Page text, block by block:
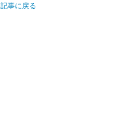
記事に戻る